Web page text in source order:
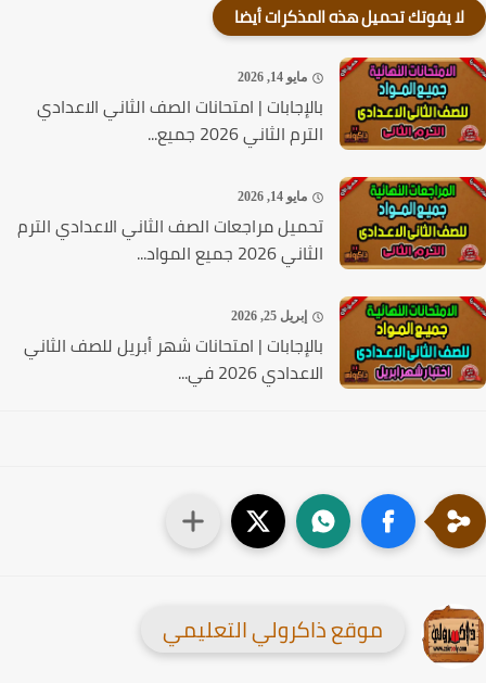
لا يفوتك تحميل هذه المذكرات أيضا
مايو 14, 2026
بالإجابات | امتحانات الصف الثاني الاعدادي
الترم الثاني 2026 جميع...
مايو 14, 2026
تحميل مراجعات الصف الثاني الاعدادي الترم
الثاني 2026 جميع المواد...
إبريل 25, 2026
بالإجابات | امتحانات شهر أبريل للصف الثاني
الاعدادي 2026 في...
موقع ذاكرولي التعليمي